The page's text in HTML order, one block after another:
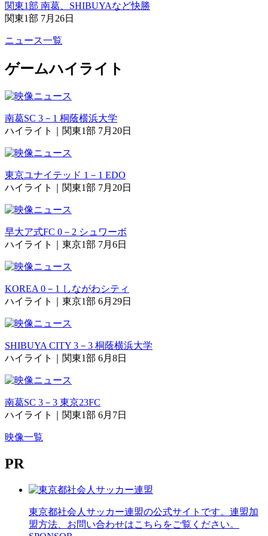
関東1部 南葛、SHIBUYAなど快勝
関東1部 7月26日
ニュース一覧
ゲームハイライト
南葛SC 3－1 桐蔭横浜大学
ハイライト｜関東1部 7月20日
東京ユナイテッド 1－1 EDO
ハイライト｜関東1部 7月20日
早大ア式FC 0－2 シュワーボ
ハイライト｜東京1部 7月6日
KOREA 0－1 しながわシティ
ハイライト｜東京1部 6月29日
SHIBUYA CITY 3－3 桐蔭横浜大学
ハイライト｜関東1部 6月8日
南葛SC 3－3 東京23FC
ハイライト｜関東1部 6月7日
映像一覧
PR
東京都社会人サッカー連盟の公式サイトです。連盟加
盟方法、お問い合わせはこちらをご覧ください。